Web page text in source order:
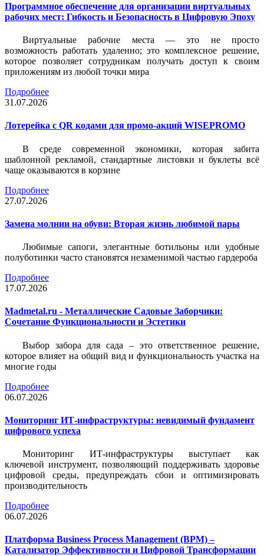
Программное обеспечение для организации виртуальных
рабочих мест: Гибкость и Безопасность в Цифровую Эпоху
Виртуальные рабочие места — это не просто
возможность работать удаленно; это комплексное решение,
которое позволяет сотрудникам получать доступ к своим
приложениям из любой точки мира
Подробнее
31.07.2026
Лотерейка c QR кодами для промо-акций WISEPROMO
В среде современной экономики, которая забита
шаблонной рекламой, стандартные листовки и буклеты всё
чаще оказываются в корзине
Подробнее
27.07.2026
Замена молнии на обуви: Вторая жизнь любимой пары
Любимые сапоги, элегантные ботильоны или удобные
полуботинки часто становятся незаменимой частью гардероба
Подробнее
17.07.2026
Madmetal.ru - Металлические Садовые Заборчики:
Сочетание Функциональности и Эстетики
Выбор забора для сада – это ответственное решение,
которое влияет на общий вид и функциональность участка на
многие годы
Подробнее
06.07.2026
Мониторинг ИТ-инфраструктуры: невидимый фундамент
цифрового успеха
Мониторинг ИТ-инфраструктуры выступает как
ключевой инструмент, позволяющий поддерживать здоровье
цифровой среды, предупреждать сбои и оптимизировать
производительность
Подробнее
06.07.2026
Платформа Business Process Management (BPM) –
Катализатор Эффективности и Цифровой Трансформации